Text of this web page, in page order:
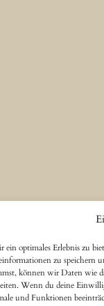
ein optimales Erlebnis zu
zu speichern
können wir Daten wie
Wenn du deine
und Funktionen